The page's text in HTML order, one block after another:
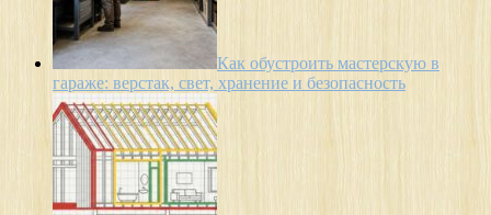
Как обустроить мастерскую в
гараже: верстак, свет, хранение и безопасность